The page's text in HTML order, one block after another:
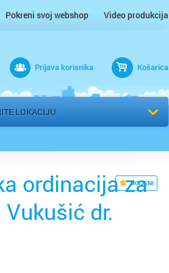
Pokreni svoj webshop Video produkcija
Prijava korisnika Košarica
LOKACIJU
OCIJENI
ordinacija za
dr.